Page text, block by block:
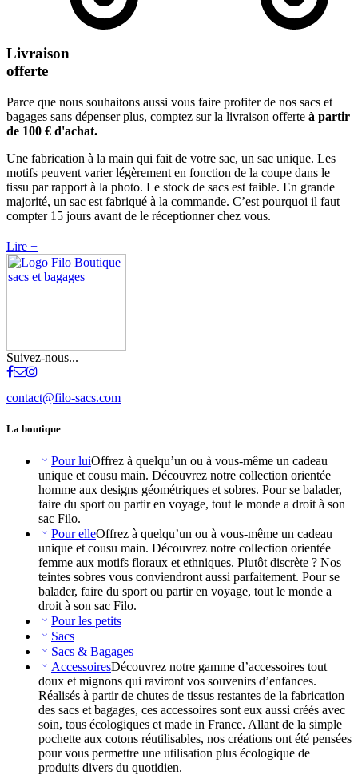
Livraison
offerte
Parce que nous souhaitons aussi vous faire profiter de nos sacs et
bagages sans dépenser plus, comptez sur la livraison offerte à partir
de 100 € d'achat.
Une fabrication à la main qui fait de votre sac, un sac unique. Les
motifs peuvent varier légèrement en fonction de la coupe dans le
tissu par rapport à la photo. Le stock de sacs est faible. En grande
majorité, un sac est fabriqué à la commande. C’est pourquoi il faut
compter 15 jours avant de le réceptionner chez vous.
Lire +
Suivez-nous...
contact@filo-sacs.com
La boutique
Pour luiOffrez à quelqu’un ou à vous-même un cadeau
unique et cousu main. Découvrez notre collection orientée
homme aux designs géométriques et sobres. Pour se balader,
faire du sport ou partir en voyage, tout le monde a droit à son
sac Filo.
Pour elleOffrez à quelqu’un ou à vous-même un cadeau
unique et cousu main. Découvrez notre collection orientée
femme aux motifs floraux et ethniques. Plutôt discrète ? Nos
teintes sobres vous conviendront aussi parfaitement. Pour se
balader, faire du sport ou partir en voyage, tout le monde a
droit à son sac Filo.
Pour les petits
Sacs
Sacs & Bagages
AccessoiresDécouvrez notre gamme d’accessoires tout
doux et mignons qui raviront vos souvenirs d’enfances.
Réalisés à partir de chutes de tissus restantes de la fabrication
des sacs et bagages, ces accessoires sont eux aussi créés avec
soin, tous écologiques et made in France. Allant de la simple
pochette aux cotons réutilisables, nos créations ont été pensées
pour vous permettre une utilisation plus écologique de
produits divers du quotidien.